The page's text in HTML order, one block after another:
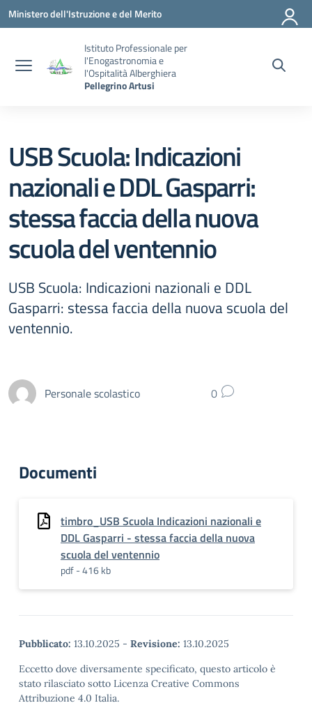
Vai ai contenuti
Vai al menu di navigazione
Vai al footer
Ministero dell'Istruzione e del Merito
Istituto Professionale per
l'Enogastronomia e
l'Ospitalità Alberghiera
Pellegrino Artusi
USB Scuola: Indicazioni
nazionali e DDL Gasparri:
stessa faccia della nuova
scuola del ventennio
USB Scuola: Indicazioni nazionali e DDL
Gasparri: stessa faccia della nuova scuola del
ventennio.
Personale scolastico 0
Documenti
timbro_USB Scuola Indicazioni nazionali e
DDL Gasparri - stessa faccia della nuova
scuola del ventennio
pdf - 416 kb
Pubblicato: 13.10.2025 - Revisione: 13.10.2025
Eccetto dove diversamente specificato, questo articolo è
stato rilasciato sotto Licenza Creative Commons
Attribuzione 4.0 Italia.